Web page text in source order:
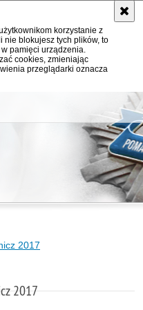
korzystanie z
nie blokujesz tych plików, to
pamięci urządzenia.
cookies, zmieniając
przeglądarki oznacza
2017
2017